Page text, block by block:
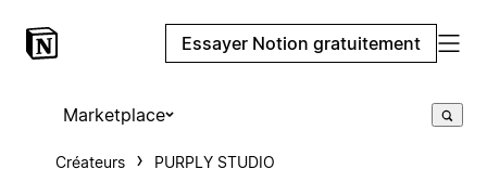
Essayer Notion gratuitement
Marketplace
Créateurs PURPLY STUDIO